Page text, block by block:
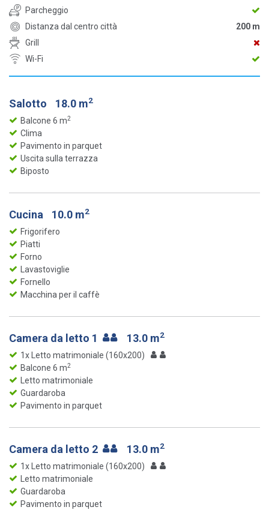
Parcheggio
Distanza dal centro città
200 m
Grill
Wi-Fi
Salotto 18.0 m2
Balcone 6 m2
Clima
Pavimento in parquet
Uscita sulla terrazza
Biposto
Cucina 10.0 m2
Frigorifero
Piatti
Forno
Lavastoviglie
Fornello
Macchina per il caffè
Camera da letto 1 13.0 m2
1x Letto matrimoniale (160x200)
Balcone 6 m2
Letto matrimoniale
Guardaroba
Pavimento in parquet
Camera da letto 2 13.0 m2
1x Letto matrimoniale (160x200)
Letto matrimoniale
Guardaroba
Pavimento in parquet